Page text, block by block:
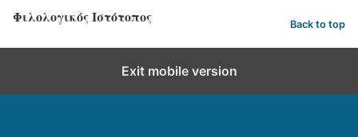
Φιλολογικός Ιστότοπος Back to top
Exit mobile version